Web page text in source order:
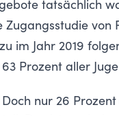
tatsächlich
Zugangsstudie von
im Jahr 2019
63 Prozent aller
Doch nur 26